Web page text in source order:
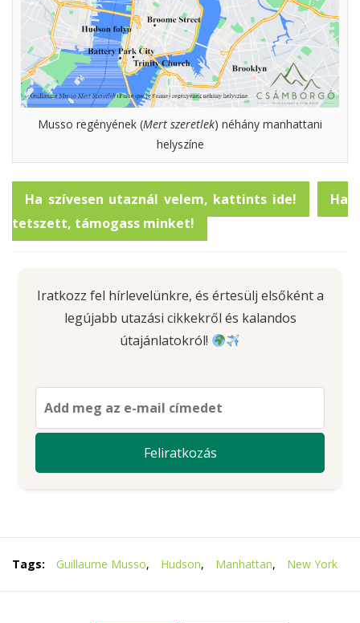
Musso regényének (Mert szeretlek) néhány manhattani
helyszíne
Ha szívesen utaznál velem, kattints ide!
Ha
tetszett, támogass minket!
Iratkozz fel hírlevelünkre, és értesülj elsőként a
legújabb utazási cikkekről és kalandos
útajánlatokról!
Tags: Guillaume Musso, Hudson, Manhattan, New York